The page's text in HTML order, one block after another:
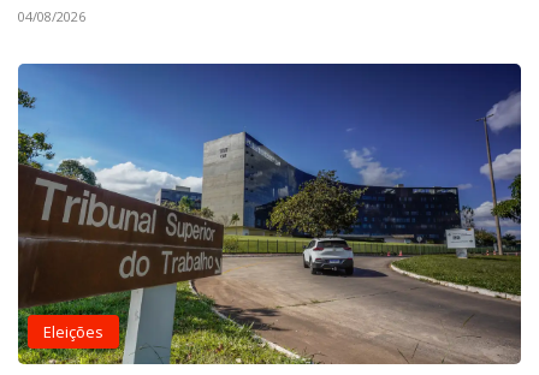
04/08/2026
Eleições